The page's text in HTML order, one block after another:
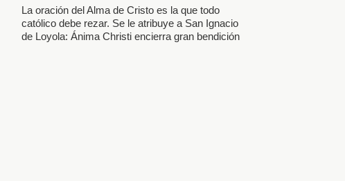
La oración del Alma de Cristo es la que todo
católico debe rezar. Se le atribuye a San Ignacio
de Loyola: Ánima Christi encierra gran bendición